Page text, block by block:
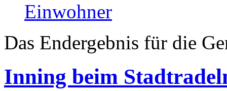
Einwohner
Das Endergebnis für die
Inning beim